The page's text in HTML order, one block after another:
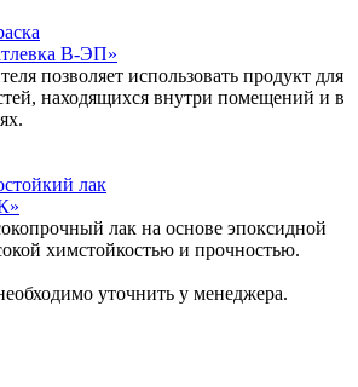
В-ЭП‎»
позволяет использовать продукт для
находящихся внутри помещений и в
лак
лак на основе эпоксидной
химстойкостью и прочностью.
уточнить у менеджера.